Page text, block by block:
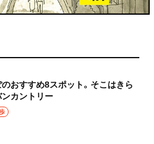
おすすめ8スポット。そこはきら
カントリー